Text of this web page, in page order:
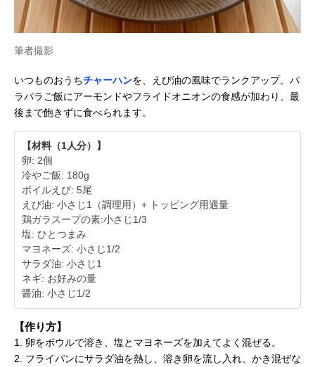
筆者撮影
いつものおうちチャーハンを、えび油の風味でランクアップ。パ
ラパラご飯にアーモンドやフライドオニオンの食感が加わり、最
後まで飽きずに食べられます。
【材料（1人分）】
卵: 2個
冷やご飯: 180g
ボイルえび: 5尾
えび油: 小さじ1（調理用）+ トッピング用適量
鶏ガラスープの素:小さじ1/3
塩: ひとつまみ
マヨネーズ: 小さじ1/2
サラダ油: 小さじ1
ネギ: お好みの量
醤油: 小さじ1/2
【作り方】
1. 卵をボウルで溶き、塩とマヨネーズを加えてよく混ぜる。
2. フライパンにサラダ油を熱し、溶き卵を流し入れ、かき混ぜな